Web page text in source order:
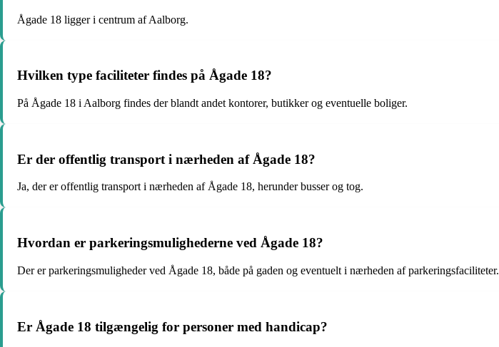
Ågade 18 ligger i centrum af Aalborg.
Hvilken type faciliteter findes på Ågade 18?
På Ågade 18 i Aalborg findes der blandt andet kontorer, butikker og eventuelle boliger.
Er der offentlig transport i nærheden af Ågade 18?
Ja, der er offentlig transport i nærheden af Ågade 18, herunder busser og tog.
Hvordan er parkeringsmulighederne ved Ågade 18?
Der er parkeringsmuligheder ved Ågade 18, både på gaden og eventuelt i nærheden af parkeringsfaciliteter.
Er Ågade 18 tilgængelig for personer med handicap?